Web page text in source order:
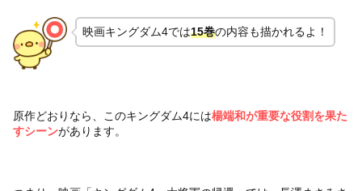
映画キングダム4では15巻の内容も描かれるよ！
原作どおりなら、このキングダム4には楊端和が重要な役割を果た
すシーンがあります。